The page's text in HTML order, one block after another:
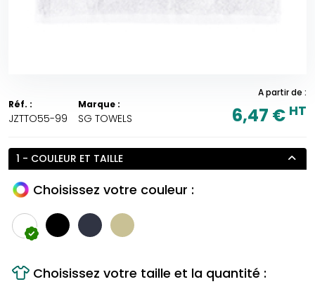
Réf. :
JZTTO55-99
Marque :
SG TOWELS
A partir de :
6,47 € HT
1 - COULEUR ET TAILLE
Choisissez votre couleur :
Choisissez votre taille et la quantité :